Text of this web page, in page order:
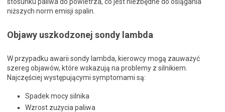
niższych norm emisji spalin.
Objawy uszkodzonej sondy lambda
W przypadku awarii sondy lambda, kierowcy mogą zauważyć
szereg objawów, które wskazują na problemy z silnikiem.
Najczęściej występującymi symptomami są:
Spadek mocy silnika
Wzrost zużycia paliwa